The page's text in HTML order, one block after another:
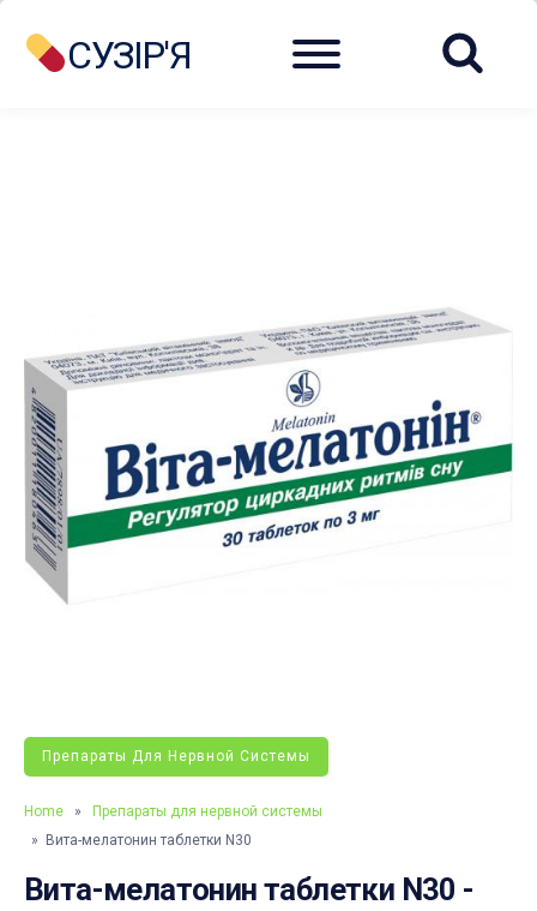
СУЗІР'Я Menu
Препараты Для Нервной Системы
Home »
Препараты для нервной системы
» Вита-мелатонин таблетки N30
Вита-мелатонин таблетки N30 -